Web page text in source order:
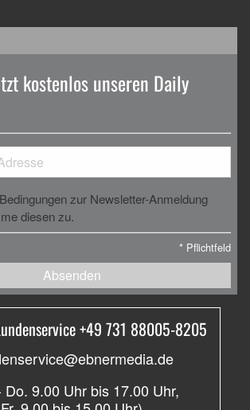
kostenlos unseren Daily
zur Newsletter-Anmeldung
diesen zu.
* Pflichtfeld
Absenden
+49 731 88005-8205
Do. 9.00 Uhr bis 17.00 Uhr,